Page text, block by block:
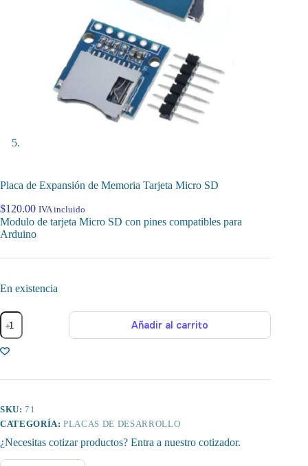
Placa de Expansión de Memoria Tarjeta Micro SD
$120.00 IVA incluido
Modulo de tarjeta Micro SD con pines compatibles para
Arduino
En existencia
Placa
de
Expansión
de
cantidad
Añadir al carrito
SKU:71
CATEGORÍA:PLACAS DE DESARROLLO
¿Necesitas cotizar productos? Entra a nuestro cotizador.